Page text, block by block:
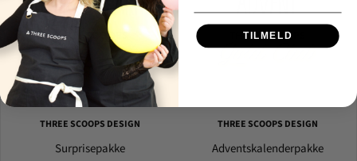
THREE SCOOPS DESIGN
Surprisepakke
THREE SCOOPS DESIGN
Adventskalenderpakke
TILMELD